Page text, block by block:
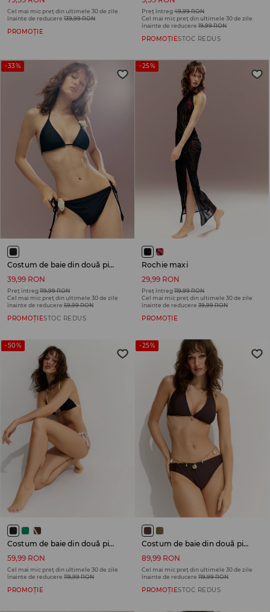
Cel mai mic preț din ultimele 30 de zile
înainte de reducere 139,99 RON
PROMOȚIE
Preț întreg49,99 RON
Cel mai mic preț din ultimele 30 de zile
înainte de reducere 19,99 RON
PROMOȚIESTOC REDUS
-33%
Costum de baie din două piese
39,99 RON
Preț întreg119,99 RON
Cel mai mic preț din ultimele 30 de zile
înainte de reducere 59,99 RON
PROMOȚIESTOC REDUS
-25%
Rochie maxi
29,99 RON
Preț întreg119,99 RON
Cel mai mic preț din ultimele 30 de zile
înainte de reducere 39,99 RON
PROMOȚIE
-50%
Costum de baie din două piese
59,99 RON
Cel mai mic preț din ultimele 30 de zile
înainte de reducere 119,99 RON
PROMOȚIE
-25%
Costum de baie din două piese
89,99 RON
Cel mai mic preț din ultimele 30 de zile
înainte de reducere 119,99 RON
PROMOȚIESTOC REDUS